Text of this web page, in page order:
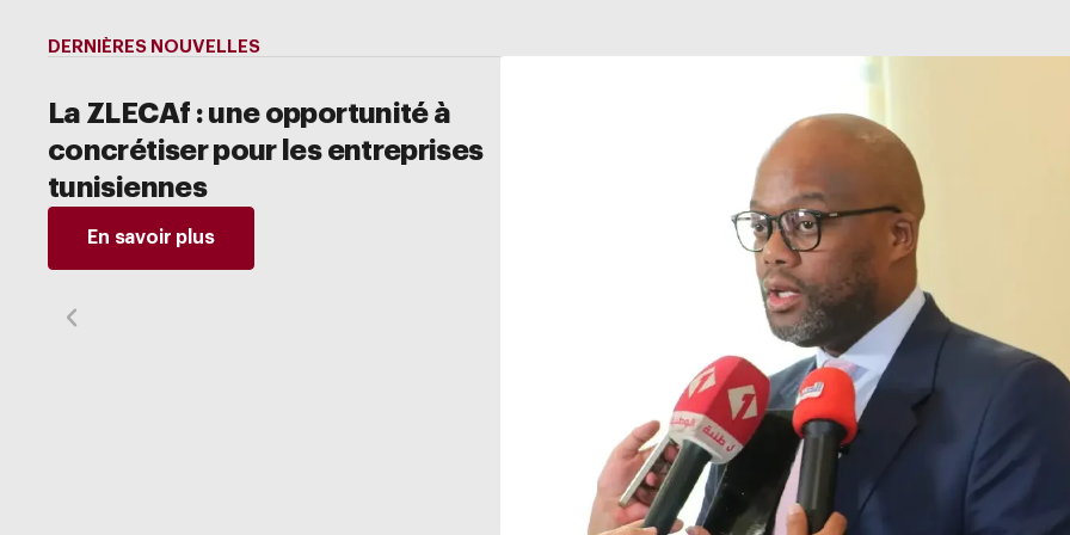
À PROPOS PROJETS DE COOPÉRATION OPPORTUNITÉS
DERNIÈRES NOUVELLES
La ZLECAf : une opportunité à
concrétiser pour les entreprises
tunisiennes
En savoir plus